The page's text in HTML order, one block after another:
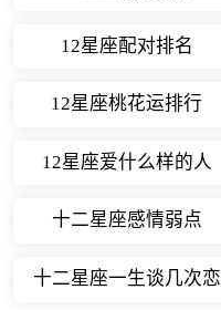
12星座配对排名
12星座桃花运排行
12星座爱什么样的人
十二星座感情弱点
十二星座一生谈几次恋